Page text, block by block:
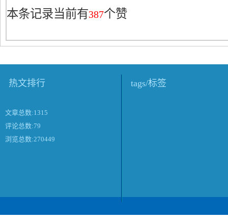
本条记录当前有387个赞
热文排行
文章总数:1315
评论总数:79
浏览总数:270449
tags/标签